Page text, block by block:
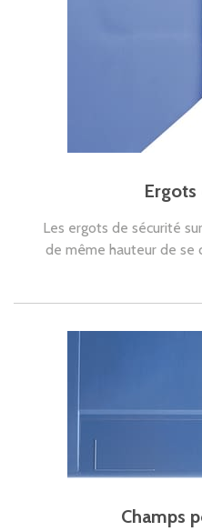
Les ergots de sécurité
de même hauteur de se
Champs